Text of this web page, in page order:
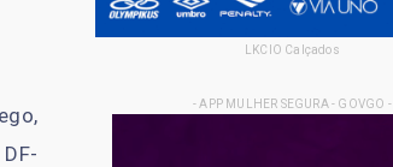
LKCIO Calçados
- APP MULHER SEGURA - GOVGO -